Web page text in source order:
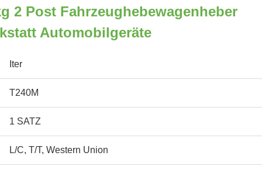
2 Post Fahrzeughebewagenheber
Automobilgeräte
Iter
T240M
1 SATZ
L/C, T/T, Western Union